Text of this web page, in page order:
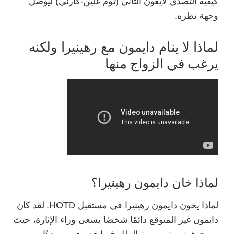
وجهة نظره.
لماذا لا ينام دايمون مع رهينيرا ولكنه
يرغب في الزواج منها
لماذا خان دايمون رهينيرا؟
لماذا يخون دايمون رهينيرا في مستقبل HOTD. لقد كان
دايمون غير المتوقع دائمًا شخصًا يسعى وراء الإثارة، حيث